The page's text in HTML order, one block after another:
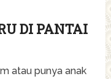
DI PANTAI
atau punya anak